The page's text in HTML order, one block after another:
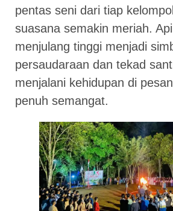
pentas seni dari tiap
suasana semakin meriah.
menjulang tinggi menjadi
persaudaraan dan tekad
menjalani kehidupan di
penuh semangat.